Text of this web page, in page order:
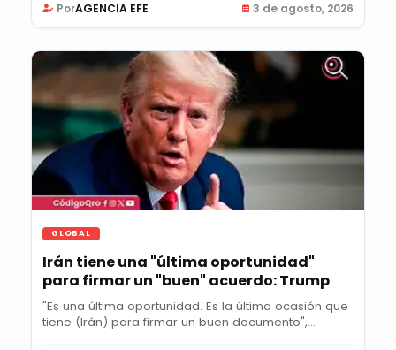
PorAGENCIA EFE 3 de agosto, 2026
GLOBAL
Irán tiene una "última oportunidad"
para firmar un "buen" acuerdo: Trump
"Es una última oportunidad. Es la última ocasión que
tiene (Irán) para firmar un buen documento",...